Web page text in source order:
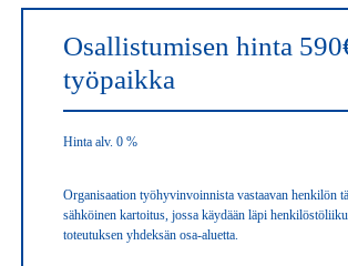
Osallistumisen hinta
työpaikka
Hinta alv. 0 %
Organisaation työhyvinvoinnista vastaavan henkilön
sähköinen kartoitus, jossa käydään läpi
toteutuksen yhdeksän osa-aluetta.